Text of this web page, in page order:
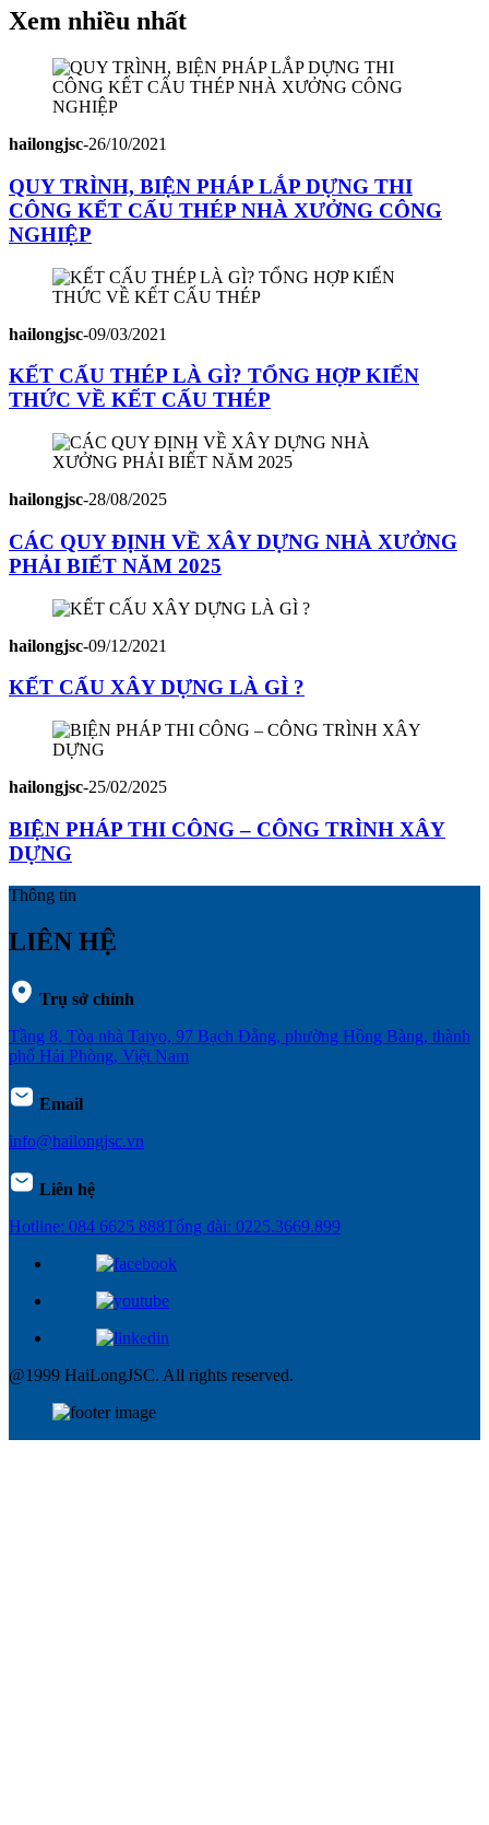
Xem nhiều nhất
hailongjsc-26/10/2021
QUY TRÌNH, BIỆN PHÁP LẮP DỰNG THI
CÔNG KẾT CẤU THÉP NHÀ XƯỞNG CÔNG
NGHIỆP
hailongjsc-09/03/2021
KẾT CẤU THÉP LÀ GÌ? TỔNG HỢP KIẾN
THỨC VỀ KẾT CẤU THÉP
hailongjsc-28/08/2025
CÁC QUY ĐỊNH VỀ XÂY DỰNG NHÀ XƯỞNG
PHẢI BIẾT NĂM 2025
hailongjsc-09/12/2021
KẾT CẤU XÂY DỰNG LÀ GÌ ?
hailongjsc-25/02/2025
BIỆN PHÁP THI CÔNG – CÔNG TRÌNH XÂY
DỰNG
Thông tin
LIÊN HỆ
Trụ sở chính
Tầng 8, Tòa nhà Taiyo, 97 Bạch Đằng, phường Hồng Bàng, thành
phố Hải Phòng, Việt Nam
Email
info@hailongjsc.vn
Liên hệ
Hotline: 084 6625 888Tổng đài: 0225.3669.899
@1999 HaiLongJSC. All rights reserved.